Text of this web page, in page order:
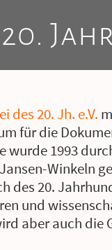
des 20. Jh. e.V.
für die
wurde 1993
Winkeln
des 20.
und
aber auch die